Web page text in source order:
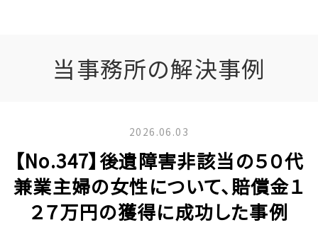
当事務所の解決事例
2026.06.03
【No.347】後遺障害非該当の５０代
兼業主婦の女性について、賠償金１
２７万円の獲得に成功した事例